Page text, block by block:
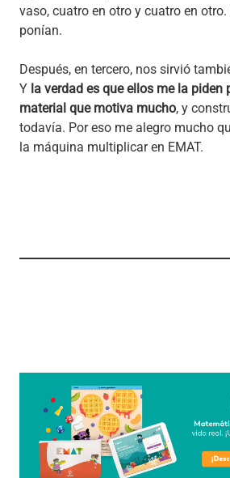
vaso, cuatro en otro y cuatro en
ponían.
Después, en tercero, nos sirvió
Y la verdad es que ellos me la piden
material que motiva mucho, y
todavía. Por eso me alegro mucho
la máquina multiplicar en EMAT.